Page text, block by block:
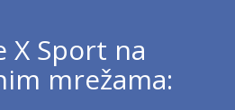
X Sport na
mrežama: